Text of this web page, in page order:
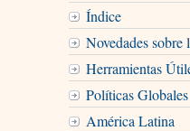
Índice
Novedades sobre
Herramientas
Políticas Globales
América Latina